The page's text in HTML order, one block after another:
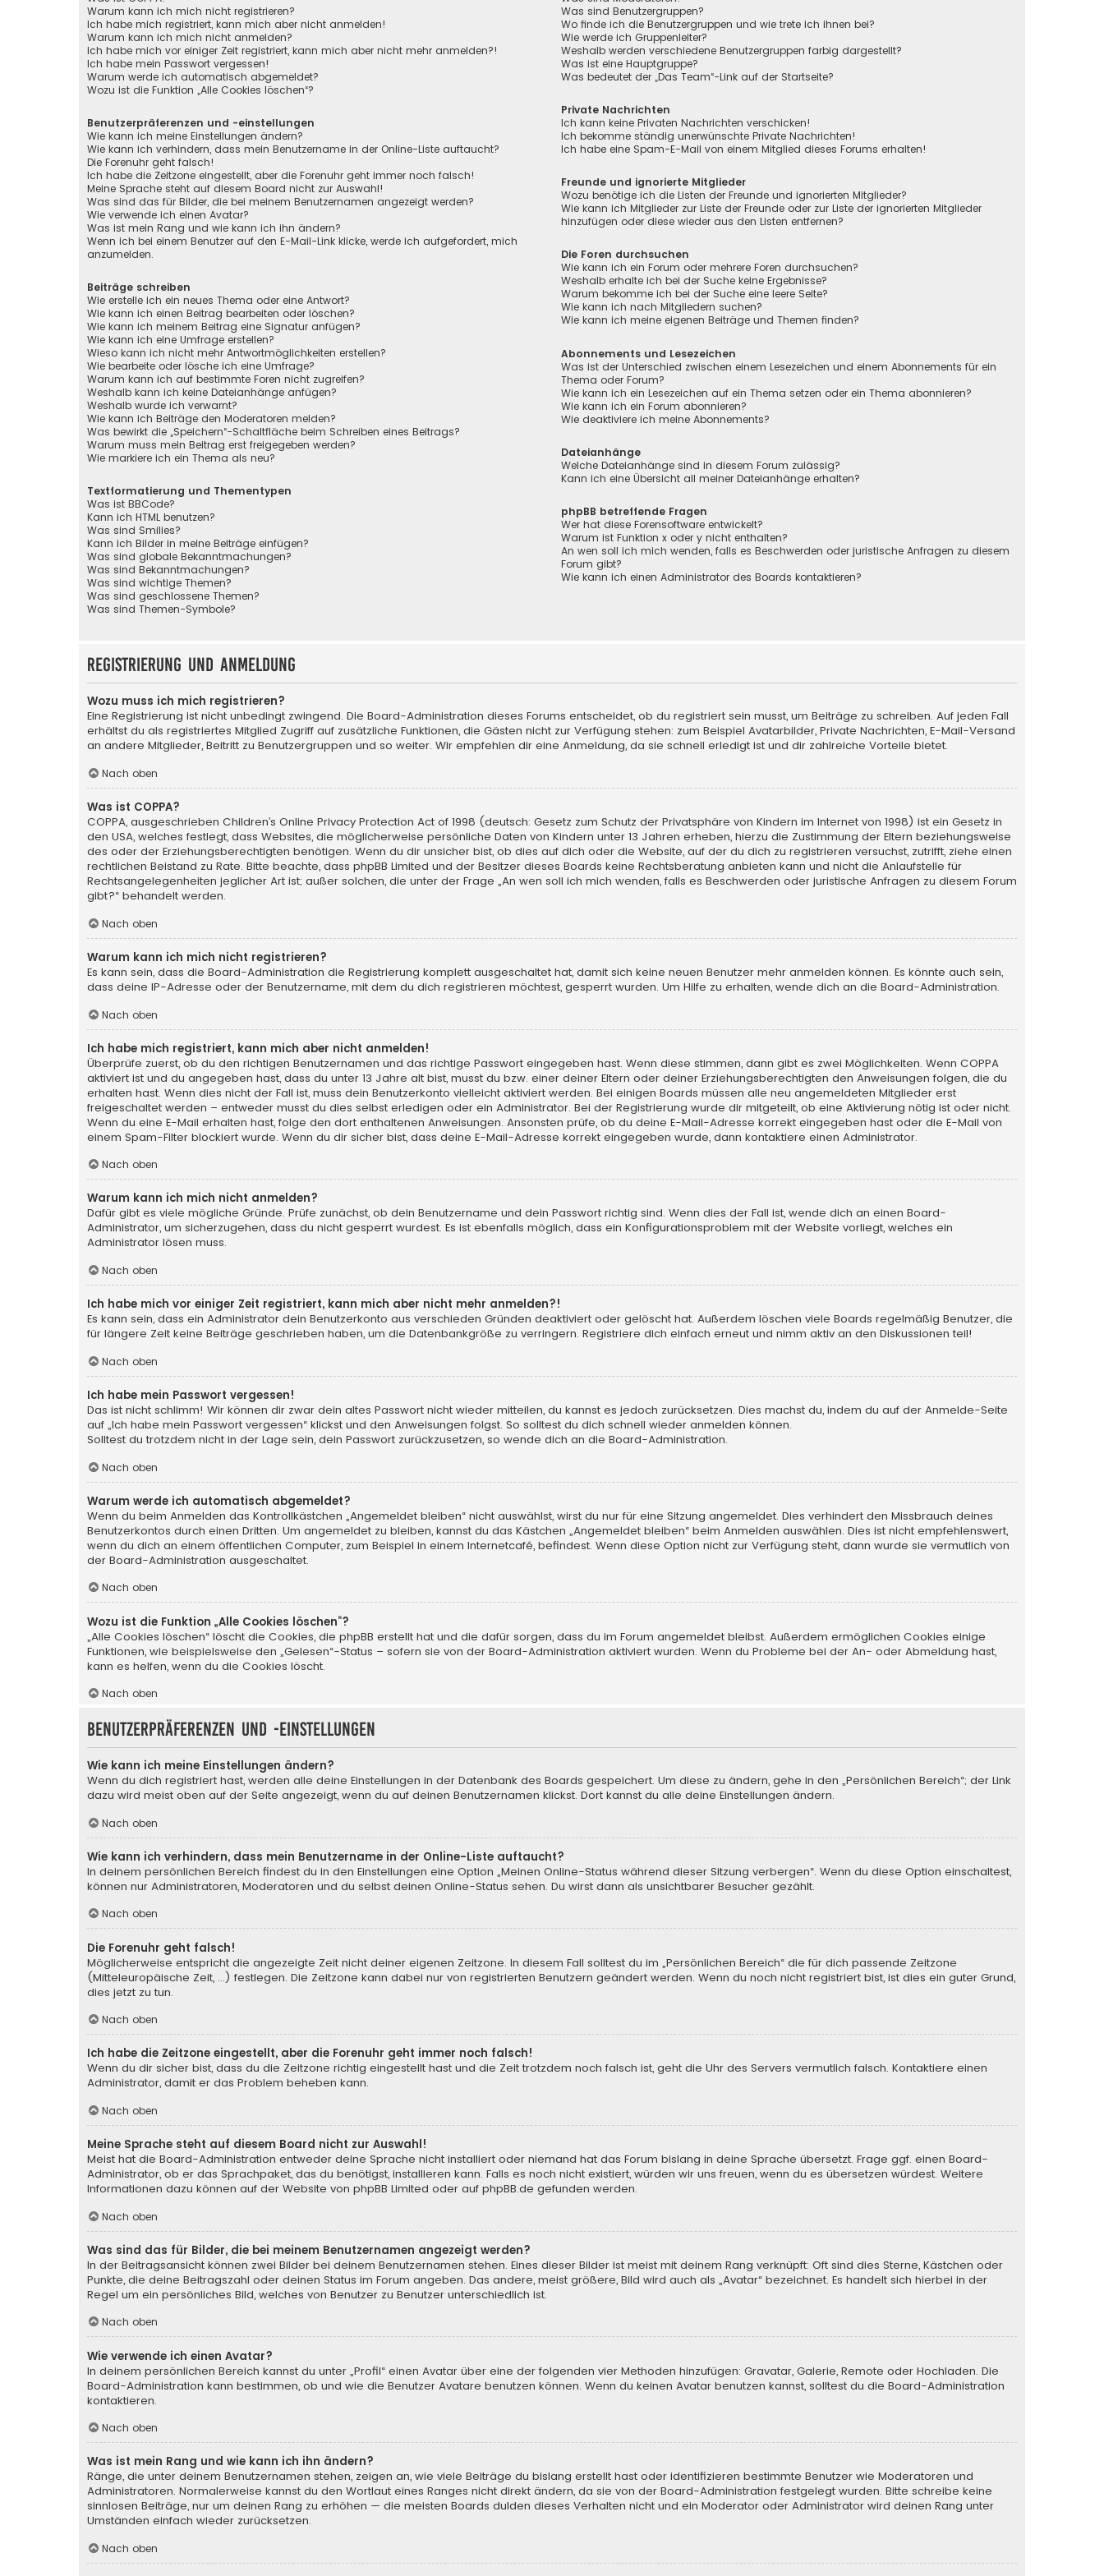
Warum kann ich mich nicht registrieren?
Ich habe mich registriert, kann mich aber nicht anmelden!
Warum kann ich mich nicht anmelden?
Ich habe mich vor einiger Zeit registriert, kann mich aber nicht mehr anmelden?!
Ich habe mein Passwort vergessen!
Warum werde ich automatisch abgemeldet?
Wozu ist die Funktion „Alle Cookies löschen“?
Benutzerpräferenzen und -einstellungen
Wie kann ich meine Einstellungen ändern?
Wie kann ich verhindern, dass mein Benutzername in der Online-Liste auftaucht?
Die Forenuhr geht falsch!
Ich habe die Zeitzone eingestellt, aber die Forenuhr geht immer noch falsch!
Meine Sprache steht auf diesem Board nicht zur Auswahl!
Was sind das für Bilder, die bei meinem Benutzernamen angezeigt werden?
Wie verwende ich einen Avatar?
Was ist mein Rang und wie kann ich ihn ändern?
Wenn ich bei einem Benutzer auf den E-Mail-Link klicke, werde ich aufgefordert, mich
anzumelden.
Beiträge schreiben
Wie erstelle ich ein neues Thema oder eine Antwort?
Wie kann ich einen Beitrag bearbeiten oder löschen?
Wie kann ich meinem Beitrag eine Signatur anfügen?
Wie kann ich eine Umfrage erstellen?
Wieso kann ich nicht mehr Antwortmöglichkeiten erstellen?
Wie bearbeite oder lösche ich eine Umfrage?
Warum kann ich auf bestimmte Foren nicht zugreifen?
Weshalb kann ich keine Dateianhänge anfügen?
Weshalb wurde ich verwarnt?
Wie kann ich Beiträge den Moderatoren melden?
Was bewirkt die „Speichern“-Schaltfläche beim Schreiben eines Beitrags?
Warum muss mein Beitrag erst freigegeben werden?
Wie markiere ich ein Thema als neu?
Textformatierung und Thementypen
Was ist BBCode?
Kann ich HTML benutzen?
Was sind Smilies?
Kann ich Bilder in meine Beiträge einfügen?
Was sind globale Bekanntmachungen?
Was sind Bekanntmachungen?
Was sind wichtige Themen?
Was sind geschlossene Themen?
Was sind Themen-Symbole?
Was sind Benutzergruppen?
Wo finde ich die Benutzergruppen und wie trete ich ihnen bei?
Wie werde ich Gruppenleiter?
Weshalb werden verschiedene Benutzergruppen farbig dargestellt?
Was ist eine Hauptgruppe?
Was bedeutet der „Das Team“-Link auf der Startseite?
Private Nachrichten
Ich kann keine Privaten Nachrichten verschicken!
Ich bekomme ständig unerwünschte Private Nachrichten!
Ich habe eine Spam-E-Mail von einem Mitglied dieses Forums erhalten!
Freunde und ignorierte Mitglieder
Wozu benötige ich die Listen der Freunde und ignorierten Mitglieder?
Wie kann ich Mitglieder zur Liste der Freunde oder zur Liste der ignorierten Mitglieder
hinzufügen oder diese wieder aus den Listen entfernen?
Die Foren durchsuchen
Wie kann ich ein Forum oder mehrere Foren durchsuchen?
Weshalb erhalte ich bei der Suche keine Ergebnisse?
Warum bekomme ich bei der Suche eine leere Seite?
Wie kann ich nach Mitgliedern suchen?
Wie kann ich meine eigenen Beiträge und Themen finden?
Abonnements und Lesezeichen
Was ist der Unterschied zwischen einem Lesezeichen und einem Abonnements für ein
Thema oder Forum?
Wie kann ich ein Lesezeichen auf ein Thema setzen oder ein Thema abonnieren?
Wie kann ich ein Forum abonnieren?
Wie deaktiviere ich meine Abonnements?
Dateianhänge
Welche Dateianhänge sind in diesem Forum zulässig?
Kann ich eine Übersicht all meiner Dateianhänge erhalten?
phpBB betreffende Fragen
Wer hat diese Forensoftware entwickelt?
Warum ist Funktion x oder y nicht enthalten?
An wen soll ich mich wenden, falls es Beschwerden oder juristische Anfragen zu diesem
Forum gibt?
Wie kann ich einen Administrator des Boards kontaktieren?
Registrierung und Anmeldung
Wozu muss ich mich registrieren?
Eine Registrierung ist nicht unbedingt zwingend. Die Board-Administration dieses Forums entscheidet, ob du registriert sein musst, um Beiträge zu schreiben. Auf jeden Fall
erhältst du als registriertes Mitglied Zugriff auf zusätzliche Funktionen, die Gästen nicht zur Verfügung stehen: zum Beispiel Avatarbilder, Private Nachrichten, E-Mail-Versand
an andere Mitglieder, Beitritt zu Benutzergruppen und so weiter. Wir empfehlen dir eine Anmeldung, da sie schnell erledigt ist und dir zahlreiche Vorteile bietet.
Nach oben
Was ist COPPA?
COPPA, ausgeschrieben Children’s Online Privacy Protection Act of 1998 (deutsch: Gesetz zum Schutz der Privatsphäre von Kindern im Internet von 1998) ist ein Gesetz in
den USA, welches festlegt, dass Websites, die möglicherweise persönliche Daten von Kindern unter 13 Jahren erheben, hierzu die Zustimmung der Eltern beziehungsweise
des oder der Erziehungsberechtigten benötigen. Wenn du dir unsicher bist, ob dies auf dich oder die Website, auf der du dich zu registrieren versuchst, zutrifft, ziehe einen
rechtlichen Beistand zu Rate. Bitte beachte, dass phpBB Limited und der Besitzer dieses Boards keine Rechtsberatung anbieten kann und nicht die Anlaufstelle für
Rechtsangelegenheiten jeglicher Art ist; außer solchen, die unter der Frage „An wen soll ich mich wenden, falls es Beschwerden oder juristische Anfragen zu diesem Forum
gibt?“ behandelt werden.
Nach oben
Warum kann ich mich nicht registrieren?
Es kann sein, dass die Board-Administration die Registrierung komplett ausgeschaltet hat, damit sich keine neuen Benutzer mehr anmelden können. Es könnte auch sein,
dass deine IP-Adresse oder der Benutzername, mit dem du dich registrieren möchtest, gesperrt wurden. Um Hilfe zu erhalten, wende dich an die Board-Administration.
Nach oben
Ich habe mich registriert, kann mich aber nicht anmelden!
Überprüfe zuerst, ob du den richtigen Benutzernamen und das richtige Passwort eingegeben hast. Wenn diese stimmen, dann gibt es zwei Möglichkeiten. Wenn COPPA
aktiviert ist und du angegeben hast, dass du unter 13 Jahre alt bist, musst du bzw. einer deiner Eltern oder deiner Erziehungsberechtigten den Anweisungen folgen, die du
erhalten hast. Wenn dies nicht der Fall ist, muss dein Benutzerkonto vielleicht aktiviert werden. Bei einigen Boards müssen alle neu angemeldeten Mitglieder erst
freigeschaltet werden – entweder musst du dies selbst erledigen oder ein Administrator. Bei der Registrierung wurde dir mitgeteilt, ob eine Aktivierung nötig ist oder nicht.
Wenn du eine E-Mail erhalten hast, folge den dort enthaltenen Anweisungen. Ansonsten prüfe, ob du deine E-Mail-Adresse korrekt eingegeben hast oder die E-Mail von
einem Spam-Filter blockiert wurde. Wenn du dir sicher bist, dass deine E-Mail-Adresse korrekt eingegeben wurde, dann kontaktiere einen Administrator.
Nach oben
Warum kann ich mich nicht anmelden?
Dafür gibt es viele mögliche Gründe. Prüfe zunächst, ob dein Benutzername und dein Passwort richtig sind. Wenn dies der Fall ist, wende dich an einen Board-
Administrator, um sicherzugehen, dass du nicht gesperrt wurdest. Es ist ebenfalls möglich, dass ein Konfigurationsproblem mit der Website vorliegt, welches ein
Administrator lösen muss.
Nach oben
Ich habe mich vor einiger Zeit registriert, kann mich aber nicht mehr anmelden?!
Es kann sein, dass ein Administrator dein Benutzerkonto aus verschieden Gründen deaktiviert oder gelöscht hat. Außerdem löschen viele Boards regelmäßig Benutzer, die
für längere Zeit keine Beiträge geschrieben haben, um die Datenbankgröße zu verringern. Registriere dich einfach erneut und nimm aktiv an den Diskussionen teil!
Nach oben
Ich habe mein Passwort vergessen!
Das ist nicht schlimm! Wir können dir zwar dein altes Passwort nicht wieder mitteilen, du kannst es jedoch zurücksetzen. Dies machst du, indem du auf der Anmelde-Seite
auf „Ich habe mein Passwort vergessen“ klickst und den Anweisungen folgst. So solltest du dich schnell wieder anmelden können.
Solltest du trotzdem nicht in der Lage sein, dein Passwort zurückzusetzen, so wende dich an die Board-Administration.
Nach oben
Warum werde ich automatisch abgemeldet?
Wenn du beim Anmelden das Kontrollkästchen „Angemeldet bleiben“ nicht auswählst, wirst du nur für eine Sitzung angemeldet. Dies verhindert den Missbrauch deines
Benutzerkontos durch einen Dritten. Um angemeldet zu bleiben, kannst du das Kästchen „Angemeldet bleiben“ beim Anmelden auswählen. Dies ist nicht empfehlenswert,
wenn du dich an einem öffentlichen Computer, zum Beispiel in einem Internetcafé, befindest. Wenn diese Option nicht zur Verfügung steht, dann wurde sie vermutlich von
der Board-Administration ausgeschaltet.
Nach oben
Wozu ist die Funktion „Alle Cookies löschen“?
„Alle Cookies löschen“ löscht die Cookies, die phpBB erstellt hat und die dafür sorgen, dass du im Forum angemeldet bleibst. Außerdem ermöglichen Cookies einige
Funktionen, wie beispielsweise den „Gelesen“-Status – sofern sie von der Board-Administration aktiviert wurden. Wenn du Probleme bei der An- oder Abmeldung hast,
kann es helfen, wenn du die Cookies löscht.
Nach oben
Benutzerpräferenzen und -einstellungen
Wie kann ich meine Einstellungen ändern?
Wenn du dich registriert hast, werden alle deine Einstellungen in der Datenbank des Boards gespeichert. Um diese zu ändern, gehe in den „Persönlichen Bereich“; der Link
dazu wird meist oben auf der Seite angezeigt, wenn du auf deinen Benutzernamen klickst. Dort kannst du alle deine Einstellungen ändern.
Nach oben
Wie kann ich verhindern, dass mein Benutzername in der Online-Liste auftaucht?
In deinem persönlichen Bereich findest du in den Einstellungen eine Option „Meinen Online-Status während dieser Sitzung verbergen“. Wenn du diese Option einschaltest,
können nur Administratoren, Moderatoren und du selbst deinen Online-Status sehen. Du wirst dann als unsichtbarer Besucher gezählt.
Nach oben
Die Forenuhr geht falsch!
Möglicherweise entspricht die angezeigte Zeit nicht deiner eigenen Zeitzone. In diesem Fall solltest du im „Persönlichen Bereich“ die für dich passende Zeitzone
(Mitteleuropäische Zeit, ...) festlegen. Die Zeitzone kann dabei nur von registrierten Benutzern geändert werden. Wenn du noch nicht registriert bist, ist dies ein guter Grund,
dies jetzt zu tun.
Nach oben
Ich habe die Zeitzone eingestellt, aber die Forenuhr geht immer noch falsch!
Wenn du dir sicher bist, dass du die Zeitzone richtig eingestellt hast und die Zeit trotzdem noch falsch ist, geht die Uhr des Servers vermutlich falsch. Kontaktiere einen
Administrator, damit er das Problem beheben kann.
Nach oben
Meine Sprache steht auf diesem Board nicht zur Auswahl!
Meist hat die Board-Administration entweder deine Sprache nicht installiert oder niemand hat das Forum bislang in deine Sprache übersetzt. Frage ggf. einen Board-
Administrator, ob er das Sprachpaket, das du benötigst, installieren kann. Falls es noch nicht existiert, würden wir uns freuen, wenn du es übersetzen würdest. Weitere
Informationen dazu können auf der Website von phpBB Limited oder auf phpBB.de gefunden werden.
Nach oben
Was sind das für Bilder, die bei meinem Benutzernamen angezeigt werden?
In der Beitragsansicht können zwei Bilder bei deinem Benutzernamen stehen. Eines dieser Bilder ist meist mit deinem Rang verknüpft: Oft sind dies Sterne, Kästchen oder
Punkte, die deine Beitragszahl oder deinen Status im Forum angeben. Das andere, meist größere, Bild wird auch als „Avatar“ bezeichnet. Es handelt sich hierbei in der
Regel um ein persönliches Bild, welches von Benutzer zu Benutzer unterschiedlich ist.
Nach oben
Wie verwende ich einen Avatar?
In deinem persönlichen Bereich kannst du unter „Profil“ einen Avatar über eine der folgenden vier Methoden hinzufügen: Gravatar, Galerie, Remote oder Hochladen. Die
Board-Administration kann bestimmen, ob und wie die Benutzer Avatare benutzen können. Wenn du keinen Avatar benutzen kannst, solltest du die Board-Administration
kontaktieren.
Nach oben
Was ist mein Rang und wie kann ich ihn ändern?
Ränge, die unter deinem Benutzernamen stehen, zeigen an, wie viele Beiträge du bislang erstellt hast oder identifizieren bestimmte Benutzer wie Moderatoren und
Administratoren. Normalerweise kannst du den Wortlaut eines Ranges nicht direkt ändern, da sie von der Board-Administration festgelegt wurden. Bitte schreibe keine
sinnlosen Beiträge, nur um deinen Rang zu erhöhen — die meisten Boards dulden dieses Verhalten nicht und ein Moderator oder Administrator wird deinen Rang unter
Umständen einfach wieder zurücksetzen.
Nach oben